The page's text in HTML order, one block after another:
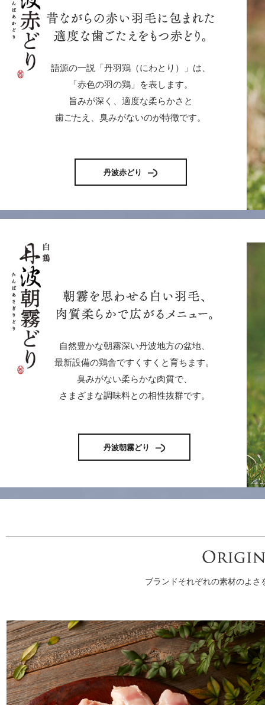
語源の一説「丹羽鶏（にわとり）」は、
「赤色の羽の鶏」を表します。
旨みが深く、適度な柔らかさと
歯ごたえ、臭みがないのが特徴です。
丹波赤どり
自然豊かな朝霧深い丹波地方の盆地、
最新設備の鶏舎ですくすくと育ちます。
臭みがない柔らかな肉質で、
さまざまな調味料との相性抜群です。
丹波朝霧どり
ブランドそれぞれの素材のよ